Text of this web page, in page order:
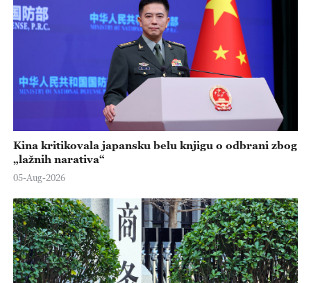
Kina kritikovala japansku belu knjigu o odbrani zbog
„lažnih narativa“
05-Aug-2026